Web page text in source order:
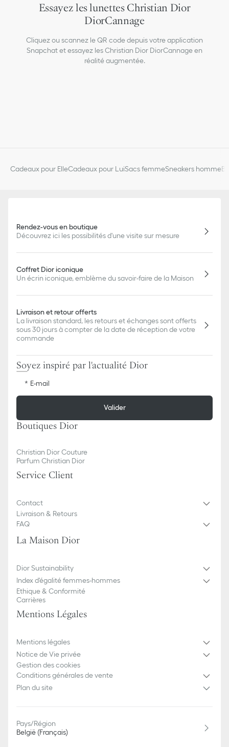
Essayez les lunettes Christian Dior
DiorCannage
Cliquez ou scannez le QR code depuis votre application
Snapchat et essayez les Christian Dior DiorCannage en
réalité augmentée.
Cadeaux pour ElleCadeaux pour LuiSacs femmeSneakers homme
Rendez-vous en boutique
Découvrez ici les possibilités d'une visite sur mesure
Coffret Dior iconique
Un écrin iconique, emblème du savoir-faire de la Maison
Livraison et retour offerts
La livraison standard, les retours et échanges sont offerts
sous 30 jours à compter de la date de réception de votre
commande
Soyez inspiré par l'actualité Dior
E-mail
Valider
Boutiques Dior
Christian Dior Couture
Parfum Christian Dior
Service Client
Contact
Livraison & Retours
FAQ
La Maison Dior
Dior Sustainability
Index d'égalité femmes-hommes
Ethique & Conformité
Carrières
Mentions Légales
Mentions légales
Notice de Vie privée
Gestion des cookies
Conditions générales de vente
Plan du site
Pays/Région
België (Français)